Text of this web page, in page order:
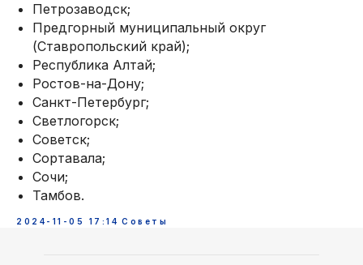
Петрозаводск;
Предгорный муниципальный округ
(Ставропольский край);
Республика Алтай;
Ростов-на-Дону;
Санкт-Петербург;
Светлогорск;
Советск;
Сортавала;
Сочи;
Тамбов.
2024-11-05 17:14 Советы